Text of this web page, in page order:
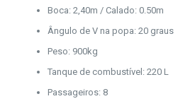
Boca: 2,40m / Calado: 0.50m
Ângulo de V na popa: 20 graus
Peso: 900kg
Tanque de combustível: 220 L
Passageiros: 8